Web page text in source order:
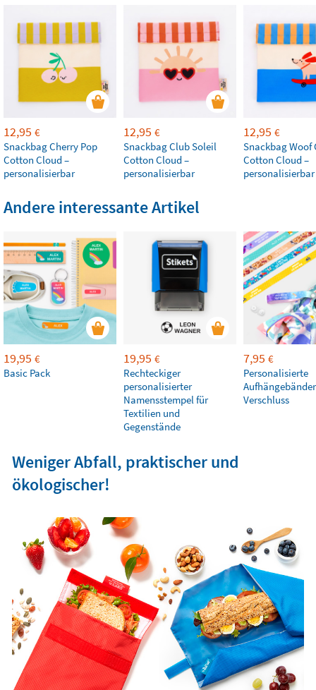
12,95 €
Snackbag Cherry Pop
Cotton Cloud –
personalisierbar
12,95 €
Snackbag Club Soleil
Cotton Cloud –
personalisierbar
12,95 €
Snackbag Woof
Cotton Cloud –
personalisierbar
Andere interessante Artikel
19,95 €
Basic Pack
19,95 €
Rechteckiger
personalisierter
Namensstempel für
Textilien und
Gegenstände
7,95 €
Personalisierte
Verschluss
Weniger Abfall, praktischer und
ökologischer!